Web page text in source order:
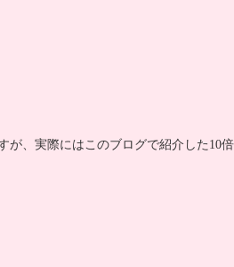
が、実際にはこのブログで紹介した10